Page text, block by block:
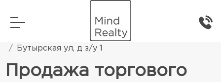
Коммерческая недвижимость
Бутырская ул, д з/у 1
Продажа торгового